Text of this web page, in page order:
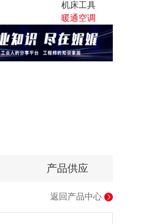
机床工具
暖通空调
产品供应
返回产品中心